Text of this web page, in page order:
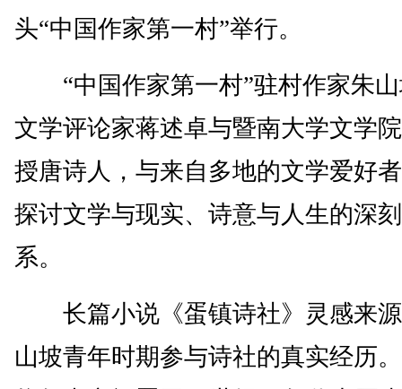
头“中国作家第一村”举行。
“中国作家第一村”驻村作家朱山
文学评论家蒋述卓与暨南大学文学
授唐诗人，与来自多地的文学爱好
探讨文学与现实、诗意与人生的深
系。
长篇小说《蛋镇诗社》灵感来
山坡青年时期参与诗社的真实经历